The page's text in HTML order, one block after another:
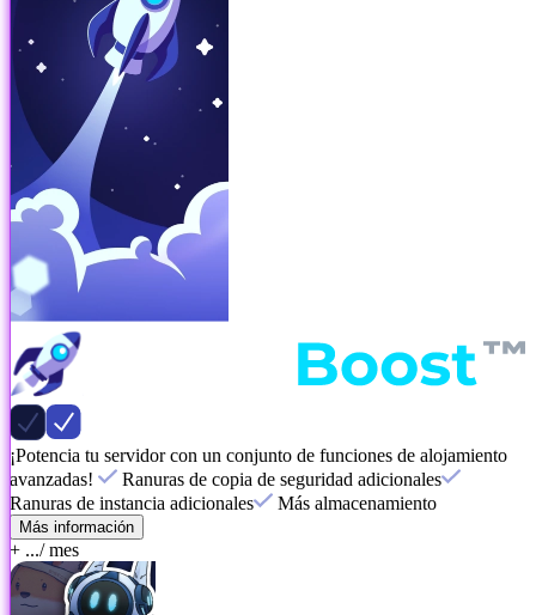
¡Potencia tu servidor con un conjunto de funciones de alojamiento
avanzadas!
Ranuras de copia de seguridad adicionales
Ranuras de instancia adicionales
Más almacenamiento
Más información
+ .../ mes